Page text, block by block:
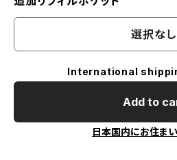
選択なし
International
Add to
日本国内にお住ま